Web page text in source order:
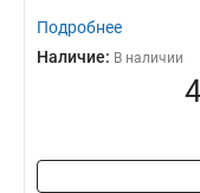
Подробнее
Наличие: В наличии